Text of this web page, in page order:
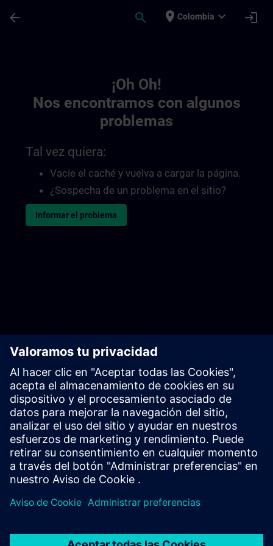
arrow_back search place Colombia expand_more login
¡Oh Oh!
Nos encontramos con algunos
problemas
Tal vez quiera:
Vacíe el caché y vuelva a cargar la página.
¿Sospecha de un problema en el sitio?
Informar el problema